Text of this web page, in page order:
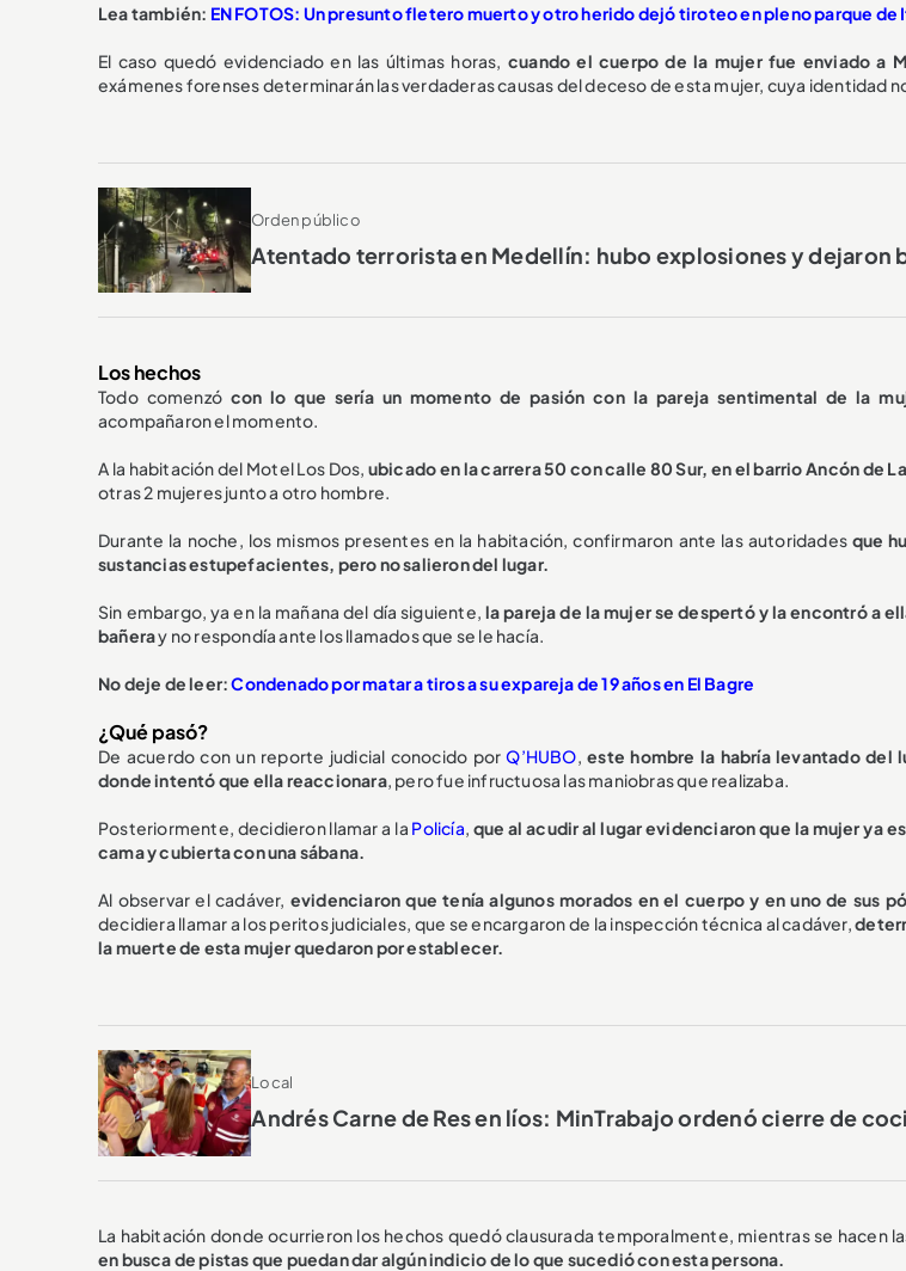
Lea también: EN FOTOS: Un presunto fletero muerto y otro herido dejó tiroteo en pleno parque de
El caso quedó evidenciado en las últimas horas, cuando el cuerpo de la mujer fue enviado a
exámenes forenses determinarán las verdaderas causas del deceso de esta mujer, cuya identidad
Orden público
Atentado terrorista en Medellín: hubo explosiones y dejaron
Los hechos
Todo comenzó con lo que sería un momento de pasión con la pareja sentimental de la
acompañaron el momento.
A la habitación del Motel Los Dos, ubicado en la carrera 50 con calle 80 Sur, en el barrio Ancón de
otras 2 mujeres junto a otro hombre.
Durante la noche, los mismos presentes en la habitación, confirmaron ante las autoridadesque
sustancias estupefacientes, pero no salieron del lugar.
Sin embargo, ya en la mañana del día siguiente, la pareja de la mujer se despertó y la encontró a
bañeray no respondía ante los llamados que se le hacía.
No deje de leer:Condenado por matar a tiros a su expareja de 19 años en El Bagre
¿Qué pasó?
De acuerdo con un reporte judicial conocido porQ’HUBO, este hombre la habría levantado del
donde intentó que ella reaccionara, pero fue infructuosa las maniobras que realizaba.
Posteriormente, decidieron llamar a la Policía, que al acudir al lugar evidenciaron que la mujer ya
cama y cubierta con una sábana.
Al observar el cadáver, evidenciaron que tenía algunos morados en el cuerpo y en uno de sus
decidiera llamar a los peritos judiciales, que se encargaron de la inspección técnica al cadáver,
la muerte de esta mujer quedaron por establecer.
Local
Andrés Carne de Res en líos: MinTrabajo ordenó cierre de
La habitación donde ocurrieron los hechos quedó clausurada temporalmente, mientras se hacen
en busca de pistas que puedan dar algún indicio de lo que sucedió con esta persona.